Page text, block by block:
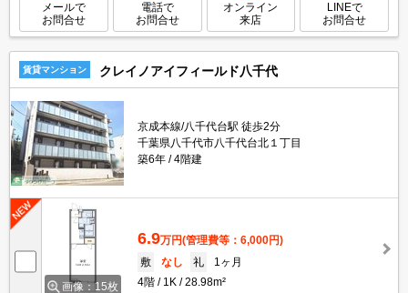
メールで
お問合せ
電話で
お問合せ
オンライン
来店
LINEで
お問合せ
賃貸マンション クレイノアイフィールド八千代
京成本線/八千代台駅 徒歩2分
千葉県八千代市八千代台北１丁目
築6年
4階建
画像：15枚
6.9万円(管理費等：6,000円)
敷
なし 礼
1ヶ月
4階
1K 28.98m²